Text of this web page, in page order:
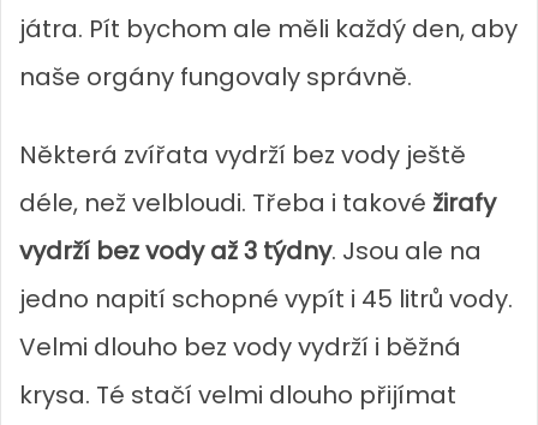
játra. Pít bychom ale měli každý den, aby
naše orgány fungovaly správně.
Některá zvířata vydrží bez vody ještě
déle, než velbloudi. Třeba i takové žirafy
vydrží bez vody až 3 týdny. Jsou ale na
jedno napití schopné vypít i 45 litrů vody.
Velmi dlouho bez vody vydrží i běžná
krysa. Té stačí velmi dlouho přijímat